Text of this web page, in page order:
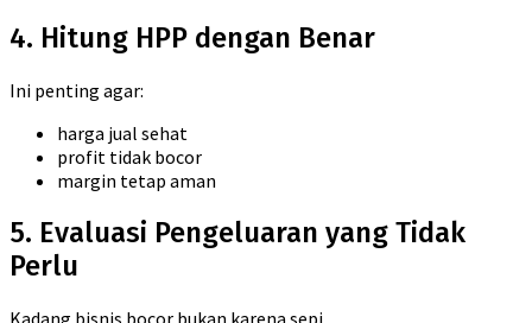
4. Hitung HPP dengan Benar
Ini penting agar:
harga jual sehat
profit tidak bocor
margin tetap aman
5. Evaluasi Pengeluaran yang Tidak
Perlu